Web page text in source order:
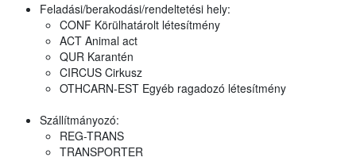
Feladási/berakodási/rendeltetési hely:
CONF Körülhatárolt létesítmény
ACT Animal act
QUR Karantén
CIRCUS Cirkusz
OTHCARN-EST Egyéb ragadozó létesítmény
Szállítmányozó:
REG-TRANS
TRANSPORTER